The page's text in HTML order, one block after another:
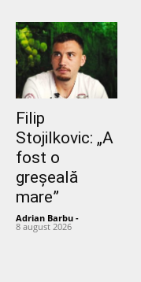
Filip
Stojilkovic: „A
fost o
greșeală
mare”
Adrian Barbu -
8 august 2026